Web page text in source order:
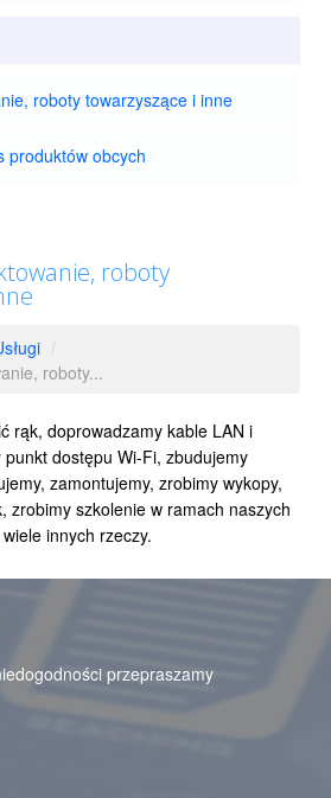
roboty towarzyszące i inne
produktów obcych
roboty
/
roboty...
rąk, doprowadzamy kable LAN i
dostępu Wi-Fi, zbudujemy
zamontujemy, zrobimy wykopy,
zrobimy szkolenie w ramach naszych
innych rzeczy.
przepraszamy